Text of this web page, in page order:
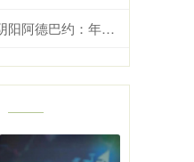
按月配资助手网 希罗小号被曝阴阳阿德巴约：年薪6000万只需要偶尔防守好就行了？